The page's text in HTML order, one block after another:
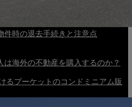
件時の退去手続きと注意点
は海外の不動産を購入するのか？
るプーケットのコンドミニアム販